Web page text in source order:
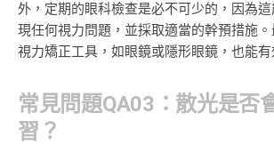
外，定期的眼科檢查是必不可少的，因為
現任何視力問題，並採取適當的幹預措施
視力矯正工具，如眼鏡或隱形眼鏡，也能有
常見問題QA03：散光是否
習？